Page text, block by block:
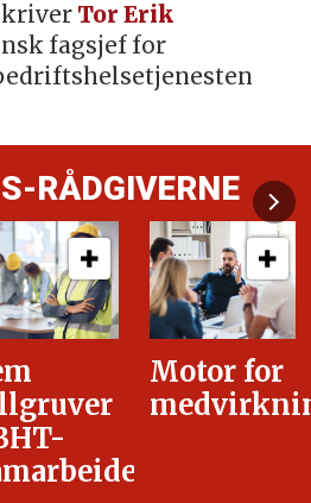
Tor Erik
fagsjef for
RÅDGIVERNE
for
i